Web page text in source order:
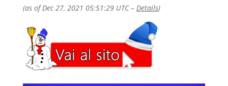
(as of Dec 27, 2021 05:51:29 UTC – Details)